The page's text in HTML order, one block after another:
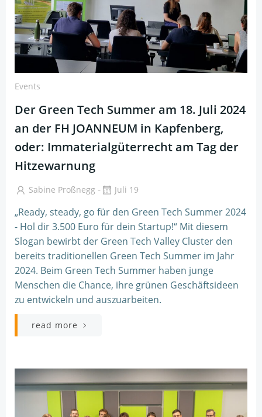
Events
Der Green Tech Summer am 18. Juli 2024
an der FH JOANNEUM in Kapfenberg,
oder: Immaterialgüterrecht am Tag der
Hitzewarnung
Sabine Proßnegg - Juli 19
„Ready, steady, go für den Green Tech Summer 2024
- Hol dir 3.500 Euro für dein Startup!“ Mit diesem
Slogan bewirbt der Green Tech Valley Cluster den
bereits traditionellen Green Tech Summer im Jahr
2024. Beim Green Tech Summer haben junge
Menschen die Chance, ihre grünen Geschäftsideen
zu entwickeln und auszuarbeiten.
read more